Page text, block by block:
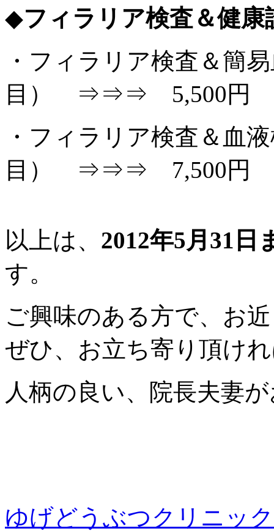
◆フィラリア検査＆健康
・フィラリア検査＆簡
目） ⇒⇒⇒ 5,500円
・フィラリア検査＆血
目） ⇒⇒⇒ 7,500円
以上は、 2012年5月31日
す。
ご興味のある方で、お
ぜひ、お立ち寄り頂け
人柄の良い、院長夫妻
ゆげどうぶつクリニック